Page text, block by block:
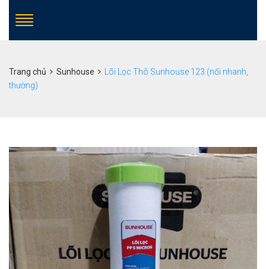
Trang chủ Sunhouse
Lõi Lọc Thô Sunhouse 123 (nối nhanh,
thường)